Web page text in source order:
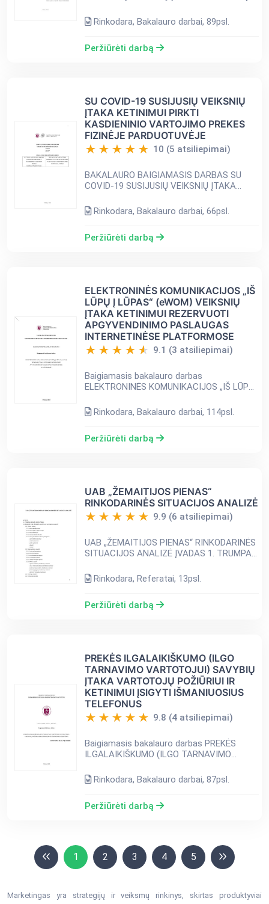
TURINYS ĮVADAS 9 1. FUNKCINIŲ VEIKSNIŲ
ĮTAKOS VARTOTOJŲ PATIRČIAI
Rinkodara, Bakalauro darbai, 89psl.
Peržiūrėti darbą
SU COVID-19 SUSIJUSIŲ VEIKSNIŲ
ĮTAKA KETINIMUI PIRKTI
KASDIENINIO VARTOJIMO PREKES
FIZINĖJE PARDUOTUVĖJE
10 (5 atsiliepimai)
BAKALAURO BAIGIAMASIS DARBAS SU
COVID-19 SUSIJUSIŲ VEIKSNIŲ ĮTAKA
VARTOJIMO PREKES FIZINĖJE
PARDUOTUVĖJE TURINYS SANTRAUKA 2
Rinkodara, Bakalauro darbai, 66psl.
Peržiūrėti darbą
ELEKTRONINĖS KOMUNIKACIJOS „IŠ
LŪPŲ Į LŪPAS“ (eWOM) VEIKSNIŲ
ĮTAKA KETINIMUI REZERVUOTI
APGYVENDINIMO PASLAUGAS
INTERNETINĖSE PLATFORMOSE
9.1 (3 atsiliepimai)
Baigiamasis bakalauro darbas
ELEKTRONINĖS KOMUNIKACIJOS „IŠ LŪPŲ Į
KETINIMUI REZERVUOTI APGYVENDINIMO
PASLAUGAS
ĮVAD...
Rinkodara, Bakalauro darbai, 114psl.
Peržiūrėti darbą
UAB „ŽEMAITIJOS PIENAS“
RINKODARINĖS SITUACIJOS ANALIZĖ
9.9 (6 atsiliepimai)
UAB „ŽEMAITIJOS PIENAS“ RINKODARINĖS
SITUACIJOS ANALIZĖ ĮVADAS 1. TRUMPAS
‚,ŽEMAITIJOS PIENAS“ APLINKOS ANALIZĖ
2.1. Rinkos analizė 2.1.1. rinkos...
Rinkodara, Referatai, 13psl.
Peržiūrėti darbą
PREKĖS ILGALAIKIŠKUMO (ILGO
TARNAVIMO VARTOTOJUI) SAVYBIŲ
ĮTAKA VARTOTOJŲ POŽIŪRIUI IR
KETINIMUI ĮSIGYTI IŠMANIUOSIUS
TELEFONUS
9.8 (4 atsiliepimai)
Baigiamasis bakalauro darbas PREKĖS
ILGALAIKIŠKUMO (ILGO TARNAVIMO
POŽIŪRIUI IR KETINIMUI ĮSIGYTI
IŠMANIUOSIUS TELEFONUS TURINYS
Rinkodara, Bakalauro darbai, 87psl.
Peržiūrėti darbą
1 2 3 4 5
Marketingas yra strategijų ir veiksmų rinkinys, skirtas produktyviai